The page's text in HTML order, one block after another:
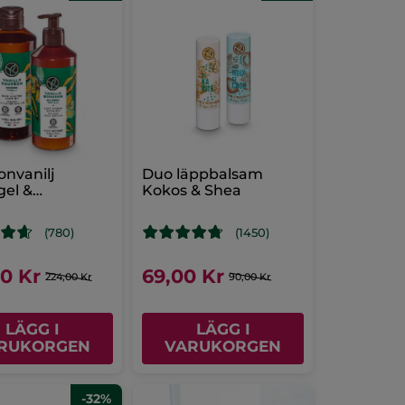
&
(780)
Kr 224,00 Kr
LÄGG I
Duo läppbalsam
Kokos & Shea
(1450)
69,00 Kr 90,00 Kr
LÄGG I
VARUKORGEN
-32%